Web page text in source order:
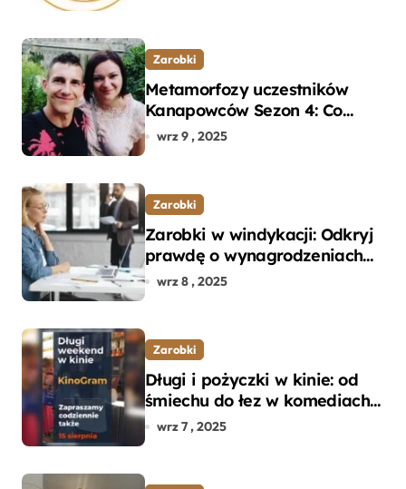
Zarobki
Metamorfozy uczestników
Kanapowców Sezon 4: Co
naprawdę zaskoczyło
wrz 9 , 2025
Zarobki
Zarobki w windykacji: Odkryj
prawdę o wynagrodzeniach
specjalistów w branży
wrz 8 , 2025
Zarobki
Długi i pożyczki w kinie: od
śmiechu do łez w komediach i
dramatach
wrz 7 , 2025